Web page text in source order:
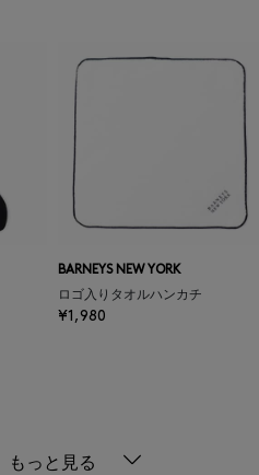
BARNEYS NEW YORK
ロゴ入りタオルハンカチ
¥1,980
もっと見る